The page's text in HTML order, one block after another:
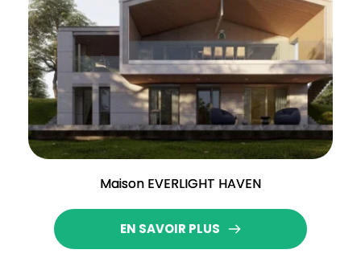
Maison EVERLIGHT HAVEN
EN SAVOIR PLUS